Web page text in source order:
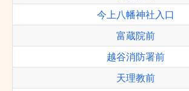
今上八幡神社入口
富蔵院前
越谷消防署前
天理教前